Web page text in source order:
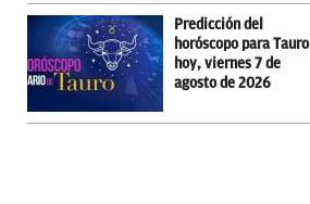
Predicción del
horóscopo para Tauro
hoy, viernes 7 de
agosto de 2026